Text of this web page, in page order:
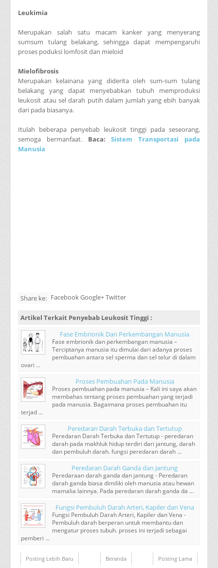
Leukimia
Merupakan salah satu macam kanker yang menyerang
sumsum tulang belakang, sehingga dapat mempengaruhi
proses poduksi lomfosit dan mieloid
Mielofibrosis
Merupakan kelainana yang diderita oleh sum-sum tulang
belakang yang dapat menyebabkan tubuh memproduksi
leukosit atau sel darah putih dalam jumlah yang ebih banyak
dari pada biasanya.
Itulah beberapa penyebab leukosit tinggi pada seseorang,
semoga bermanfaat. Baca:Sistem Transportasi pada
Manusia
Share ke: Facebook Google+ Twitter
Artikel Terkait Penyebab Leukosit Tinggi :
Fase Embrionik Dan Perkembangan Manusia
Fase embrionik dan perkembangan manusia –
Terciptanya manusia itu dimulai dari adanya proses
pembuahan antara sel sperma dan sel telur di dalam
ovari ...
Proses Pembuahan Pada Manusia
Proses pembuahan pada manusia – Kali ini saya akan
membahas tentang proses pembuahan yang terjadi
pada manusia. Bagaimana proses pembuahan itu
terjad ...
Peredaran Darah Terbuka dan Tertutup
Peredaran Darah Terbuka dan Tertutup - peredaran
darah pada makhluk hidup terdiri dari jantung, darah
dan pembuluh darah. fungsi peredaran darah ...
Peredaran Darah Ganda dan Jantung
Peredaraan darah ganda dan jantung - Peredaran
darah ganda biasa dimiliki oleh manusia atau hewan
mamalia lainnya. Pada peredaran darah ganda da ...
Fungsi Pembuluh Darah Arteri, Kapiler dan Vena
Fungsi Pembuluh Darah Arteri, Kapiler dan Vena -
Pembuluh darah berperan untuk membantu dan
mengatur proses tubuh. proses ini terjadi sebagai
pemberi ...
Posting Lebih Baru Posting Lama
Beranda